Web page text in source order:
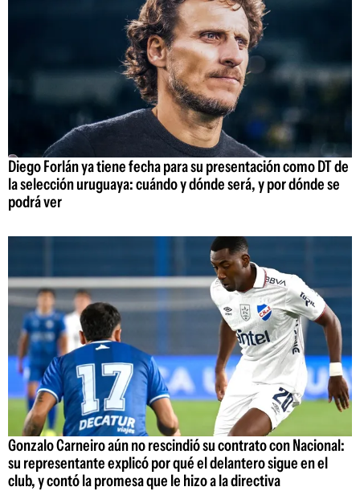
Diego Forlán ya tiene fecha para su presentación como DT de
la selección uruguaya: cuándo y dónde será, y por dónde se
podrá ver
Gonzalo Carneiro aún no rescindió su contrato con Nacional:
su representante explicó por qué el delantero sigue en el
club, y contó la promesa que le hizo a la directiva